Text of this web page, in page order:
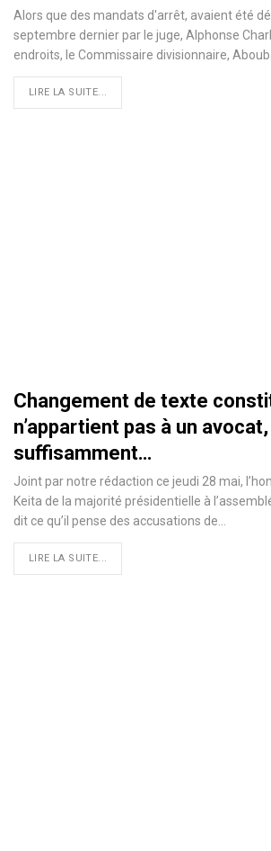
Alors que des mandats d'arrêt, avaient été
septembre dernier par le juge, Alphonse
endroits, le Commissaire divisionnaire,
LIRE LA SUITE...
Changement de texte
n’appartient pas à un
suffisamment…
Joint par notre rédaction ce jeudi 28 mai,
Keita de la majorité présidentielle à
dit ce qu’il pense des accusations de
LIRE LA SUITE...